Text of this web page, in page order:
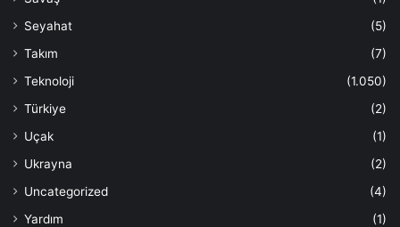
Seyahat
(5)
Takım
(7)
Teknoloji
(1.050)
Türkiye
(2)
Uçak
(1)
Ukrayna
(2)
Uncategorized
(4)
Yardım
(1)